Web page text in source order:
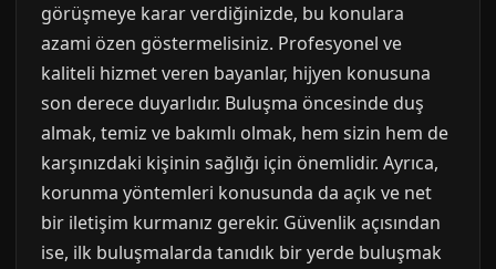
görüşmeye karar verdiğinizde, bu konulara
azami özen göstermelisiniz. Profesyonel ve
kaliteli hizmet veren bayanlar, hijyen konusuna
son derece duyarlıdır. Buluşma öncesinde duş
almak, temiz ve bakımlı olmak, hem sizin hem de
karşınızdaki kişinin sağlığı için önemlidir. Ayrıca,
korunma yöntemleri konusunda da açık ve net
bir iletişim kurmanız gerekir. Güvenlik açısından
ise, ilk buluşmalarda tanıdık bir yerde buluşmak